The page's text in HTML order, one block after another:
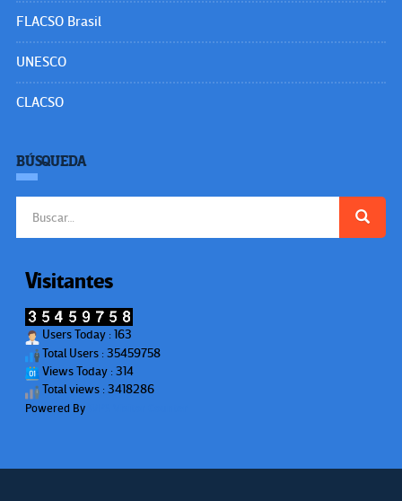
FLACSO Brasil
UNESCO
CLACSO
BÚSQUEDA
Visitantes
Users Today : 163
Total Users : 35459758
Views Today : 314
Total views : 3418286
Powered By